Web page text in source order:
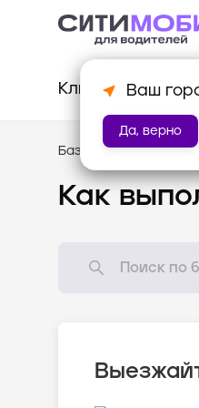
Ваш
Да, верно
Клиентам
База знаний /Как
Как